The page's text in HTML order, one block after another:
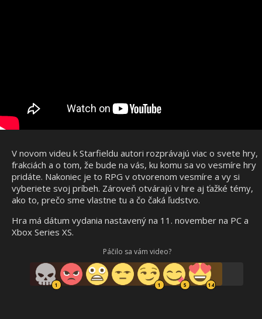
V novom videu k Starfieldu autori rozprávajú viac o svete hry,
frakciách a o tom, že bude na vás, ku komu sa vo vesmíre hry
pridáte. Nakoniec je to RPG v otvorenom vesmíre a vy si
vyberiete svoj príbeh. Zároveň otvárajú v hre aj ťažké témy,
ako to, prečo sme vlastne tu a čo čaká ľudstvo.
Hra má dátum vydania nastavený na 11. november na PC a
Xbox Series XS.
Páčilo sa vám video?